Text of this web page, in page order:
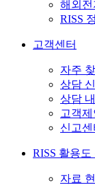
해외전
RISS
고객센터
자주
상담
상담
고객
신고센
RISS 활용도
자료